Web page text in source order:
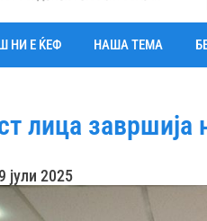
НИ Е ЌЕФ НАША ТЕМА
лица завршија
јули 2025